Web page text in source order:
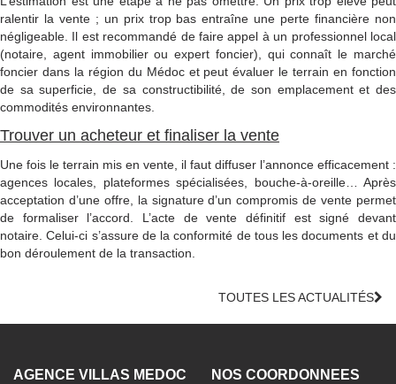
ralentir la vente ; un prix trop bas entraîne une perte financière non
négligeable. Il est recommandé de faire appel à un professionnel local
(notaire, agent immobilier ou expert foncier), qui connaît le marché
foncier dans la région du Médoc et peut évaluer le terrain en fonction
de sa superficie, de sa constructibilité, de son emplacement et des
commodités environnantes.
Trouver un acheteur et finaliser la vente
Une fois le terrain mis en vente, il faut diffuser l’annonce efficacement :
agences locales, plateformes spécialisées, bouche-à-oreille… Après
acceptation d’une offre, la signature d’un compromis de vente permet
de formaliser l’accord. L’acte de vente définitif est signé devant
notaire. Celui-ci s’assure de la conformité de tous les documents et du
bon déroulement de la transaction.
TOUTES LES ACTUALITÉS
AGENCE VILLAS MÉDOC NOS COORDONNÉES